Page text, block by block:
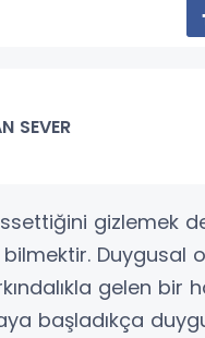
SEVER
gizlemek
Duygusal
gelen bir
başladıkça